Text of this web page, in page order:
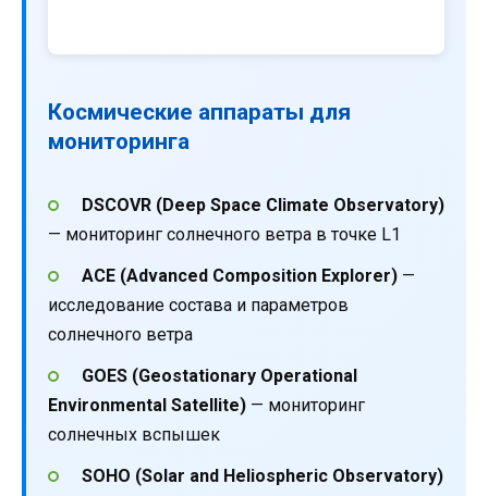
Космические аппараты для
мониторинга
DSCOVR (Deep Space Climate Observatory)
— мониторинг солнечного ветра в точке L1
ACE (Advanced Composition Explorer)—
исследование состава и параметров
солнечного ветра
GOES (Geostationary Operational
Environmental Satellite) — мониторинг
солнечных вспышек
SOHO (Solar and Heliospheric Observatory)